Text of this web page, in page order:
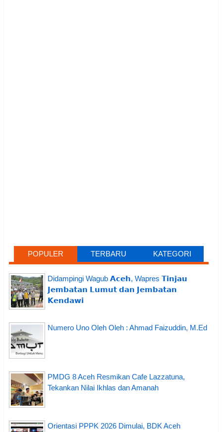
POPULER TERBARU KATEGORI
Didampingi Wagub 𝗔𝗰𝗲𝗵, Wapres 𝗧𝗶𝗻𝗷𝗮𝘂
𝗝𝗲𝗺𝗯𝗮𝘁𝗮𝗻 𝗟𝘂𝗺𝘂𝘁 𝗱𝗮𝗻 𝗝𝗲𝗺𝗯𝗮𝘁𝗮𝗻
𝗞𝗲𝗻𝗱𝗮𝘄𝗶
Numero Uno Oleh Oleh : Ahmad Faizuddin, M.Ed
PMDG 8 Aceh Resmikan Cafe Lazzatuna,
Tekankan Nilai Ikhlas dan Amanah
Orientasi PPPK 2026 Dimulai, BDK Aceh